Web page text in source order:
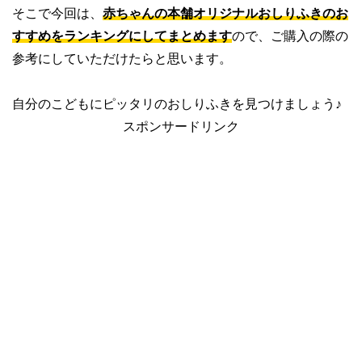
そこで今回は、 赤ちゃんの本舗オリジナルおしりふきのお
すすめをランキングにしてまとめますので、ご購入の際の
参考にしていただけたらと思います。
自分のこどもにピッタリのおしりふきを見つけましょう♪
スポンサードリンク